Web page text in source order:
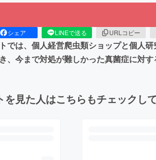
シェア LINEで送る URLコピー
では、個人経営爬虫類ショップと個人
、今まで対処が難しかった真菌症に対
を見た人はこちらもチェックし